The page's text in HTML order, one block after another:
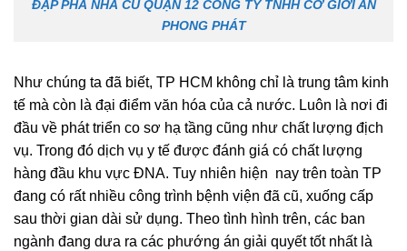
ĐẬP PHÁ NHÀ CŨ QUẬN 12 CÔNG TY TNHH CƠ GIỚI AN
PHONG PHÁT
Như chúng ta đã biết, TP HCM không chỉ là trung tâm kinh
tế mà còn là đại điểm văn hóa của cả nước. Luôn là nơi đi
đầu về phát triển co sơ hạ tầng cũng như chất lượng địch
vụ. Trong đó dịch vụ y tế được đánh giá có chất lượng
hàng đầu khu vực ĐNA. Tuy nhiên hiện nay trên toàn TP
đang có rất nhiều công trình bệnh viện đã cũ, xuống cấp
sau thời gian dài sử dụng. Theo tình hình trên, các ban
ngành đang dưa ra các phướng án giải quyết tốt nhất là